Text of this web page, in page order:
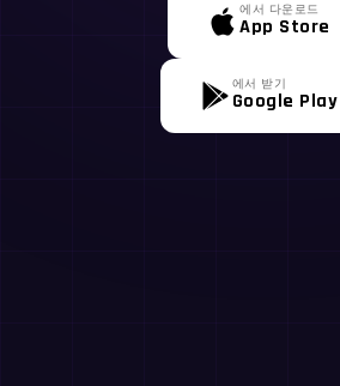
에서 다운로드
App Store
에서 받기
Google Play